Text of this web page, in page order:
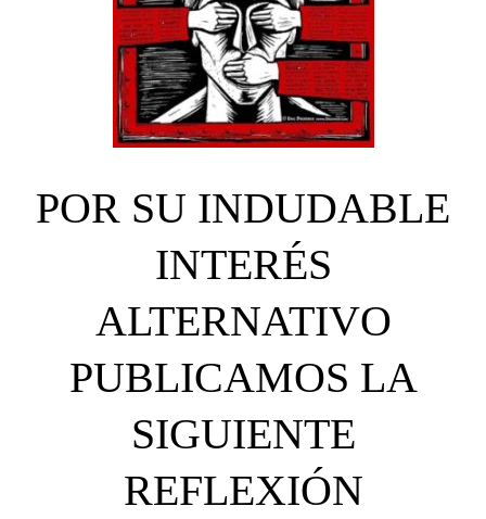
POR SU INDUDABLE
INTERÉS
ALTERNATIVO
PUBLICAMOS LA
SIGUIENTE
REFLEXIÓN